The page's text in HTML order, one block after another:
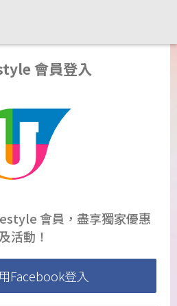
會員登入
會員，盡享獨家優惠
及活動！
Facebook登入